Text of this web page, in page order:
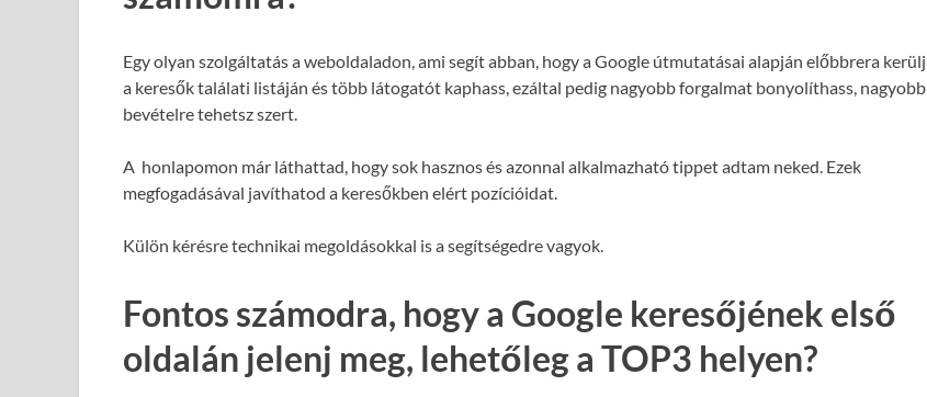
Egy olyan szolgáltatás a weboldaladon, ami segít abban, hogy a Google útmutatásai alapján előbbrera kerülj
a keresők találati listáján és több látogatót kaphass, ezáltal pedig nagyobb forgalmat bonyolíthass, nagyobb
bevételre tehetsz szert.
A honlapomon már láthattad, hogy sok hasznos és azonnal alkalmazható tippet adtam neked. Ezek
megfogadásával javíthatod a keresőkben elért pozícióidat.
Külön kérésre technikai megoldásokkal is a segítségedre vagyok.
Fontos számodra, hogy a Google keresőjének első
oldalán jelenj meg, lehetőleg a TOP3 helyen?